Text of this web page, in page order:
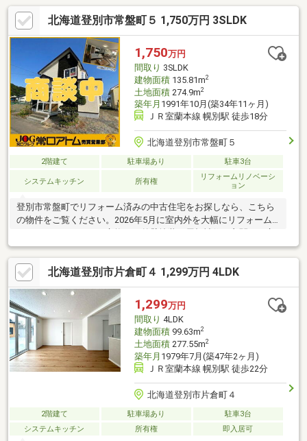
ロのシステムキッチン、浴室は追い焚き機能付きの1坪のユニット
バス■南東向きの角地で日当たりも良好。明るい光が差し込みま
す。■空知中央バス「4条１番」停まで徒歩2分と、バスでのアク
セスも便利。深川小学校まで徒歩11分、深川中学校まで徒歩16分
と、お子様の通学も安心の距離です。■駐車場は2台分、車庫も完
備しており、お車での生活も快適です。
北海道登別市常盤町５ 1,750万円 3SLDK
1,750万円
間取り 3SLDK
建物面積135.81m2
土地面積274.9m2
築年月 1991年10月(築34年11ヶ月)
ＪＲ室蘭本線 幌別駅 徒歩18分
北海道登別市常盤町５
2階建て 駐車場あり 駐車3台
システムキッチン 所有権
リフォームリノベーシ
ョン
登別市常盤町でリフォーム済みの中古住宅をお探しなら、こちら
の物件をご覧ください。2026年5月に室内外を大幅にリフォーム
換までしっかり整備しています。全居室収納＋納戸、駐車4台可で
使い勝手も良好。まずは内覧で、リフォーム後の仕上がりを直接
ご確認ください。
北海道登別市片倉町４ 1,299万円 4LDK
1,299万円
間取り 4LDK
建物面積99.63m2
土地面積277.55m2
築年月 1979年7月(築47年2ヶ月)
ＪＲ室蘭本線 幌別駅 徒歩22分
北海道登別市片倉町４
2階建て 駐車場あり
駐車3台
システムキッチン
所有権 即入居可